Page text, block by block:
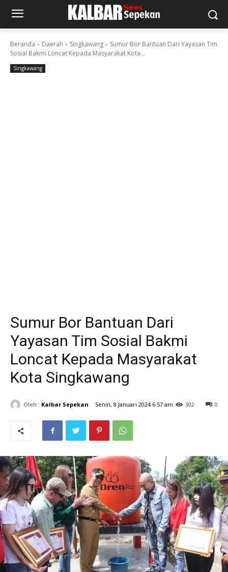
Beranda Daerah Singkawang
Sumur Bor Bantuan Dari Yayasan Tim
Sosial Bakmi Loncat Kepada Masyarakat Kota...
Singkawang
Sumur Bor Bantuan Dari
Yayasan Tim Sosial Bakmi
Loncat Kepada Masyarakat
Kota Singkawang
Oleh : Kalbar Sepekan Senin, 8 Januari 2024 6:57 am 0
302